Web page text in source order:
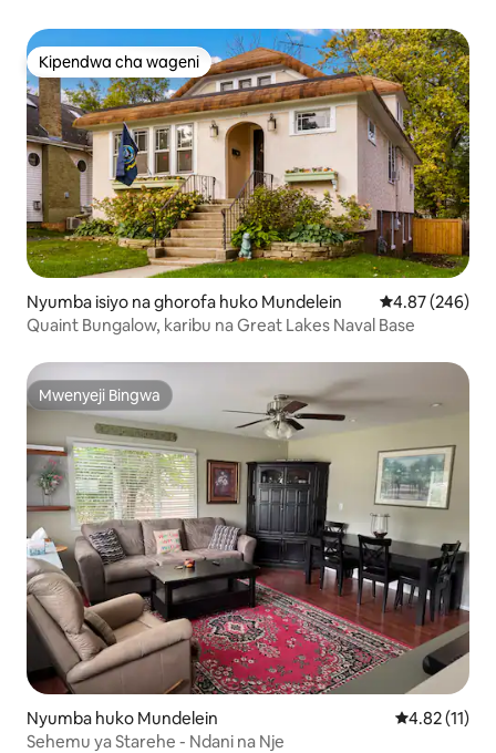
Kipendwa cha wageni
Kipendwa cha wageni
Nyumba isiyo na ghorofa huko Mundelein Ukadiriaji wa
4.87 (246)
Quaint Bungalow, karibu na Great Lakes Naval Base
Mwenyeji Bingwa
Mwenyeji Bingwa
Nyumba huko Mundelein Ukadiriaji wa
4.82 (11)
Sehemu ya Starehe - Ndani na Nje